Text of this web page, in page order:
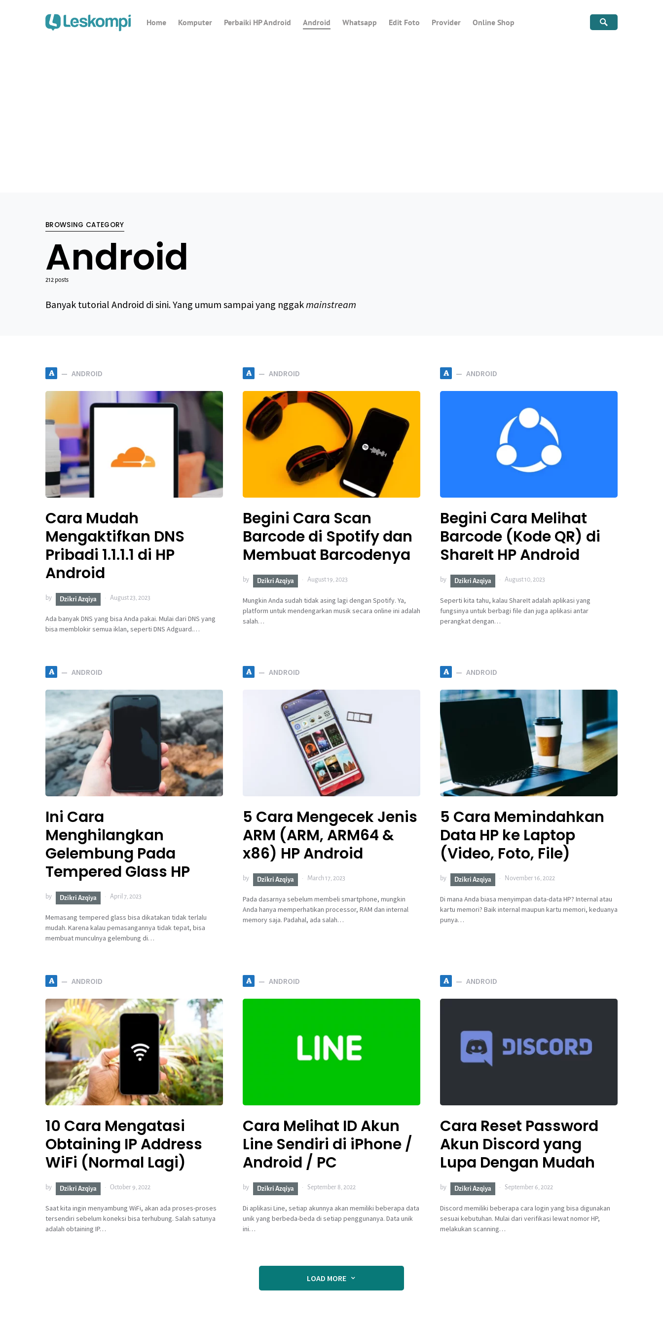
Home Komputer Perbaiki HP Android Android Whatsapp Edit Foto Provider Online Shop
BROWSING CATEGORY
Android
212 posts
Banyak tutorial Android di sini. Yang umum sampai yang nggakmainstream
A ANDROID
Cara Mudah
Mengaktifkan DNS
Pribadi 1.1.1.1 di HP
Android
by Dzikri Azqiya August 23, 2023
Ada banyak DNS yang bisa Anda pakai. Mulai dari DNS yang
bisa memblokir semua iklan, seperti DNS Adguard.…
A ANDROID
Begini Cara Scan
Barcode di Spotify dan
Membuat Barcodenya
by Dzikri Azqiya August 19, 2023
Mungkin Anda sudah tidak asing lagi dengan Spotify. Ya,
platform untuk mendengarkan musik secara online ini adalah
salah…
A ANDROID
Begini Cara Melihat
Barcode (Kode QR) di
ShareIt HP Android
by Dzikri Azqiya August 10, 2023
Seperti kita tahu, kalau ShareIt adalah aplikasi yang
fungsinya untuk berbagi file dan juga aplikasi antar
perangkat dengan…
A ANDROID
Ini Cara
Menghilangkan
Gelembung Pada
Tempered Glass HP
by Dzikri Azqiya April 7, 2023
Memasang tempered glass bisa dikatakan tidak terlalu
mudah. Karena kalau pemasangannya tidak tepat, bisa
membuat munculnya gelembung di…
A ANDROID
5 Cara Mengecek Jenis
ARM (ARM, ARM64 &
x86) HP Android
by Dzikri Azqiya March 17, 2023
Pada dasarnya sebelum membeli smartphone, mungkin
Anda hanya memperhatikan processor, RAM dan internal
memory saja. Padahal, ada salah…
A ANDROID
5 Cara Memindahkan
Data HP ke Laptop
(Video, Foto, File)
by Dzikri Azqiya November 16, 2022
Di mana Anda biasa menyimpan data-data HP? Internal atau
kartu memori? Baik internal maupun kartu memori, keduanya
punya…
A ANDROID
10 Cara Mengatasi
Obtaining IP Address
WiFi (Normal Lagi)
by Dzikri Azqiya October 9, 2022
Saat kita ingin menyambung WiFi, akan ada proses-proses
tersendiri sebelum koneksi bisa terhubung. Salah satunya
adalah obtaining IP…
A ANDROID
Cara Melihat ID Akun
Line Sendiri di iPhone /
Android / PC
by Dzikri Azqiya September 8, 2022
Di aplikasi Line, setiap akunnya akan memiliki beberapa data
unik yang berbeda-beda di setiap penggunanya. Data unik
ini…
A ANDROID
Cara Reset Password
Akun Discord yang
Lupa Dengan Mudah
by Dzikri Azqiya September 6, 2022
Discord memiliki beberapa cara login yang bisa digunakan
sesuai kebutuhan. Mulai dari verifikasi lewat nomor HP,
melakukan scanning…
LOAD MORE